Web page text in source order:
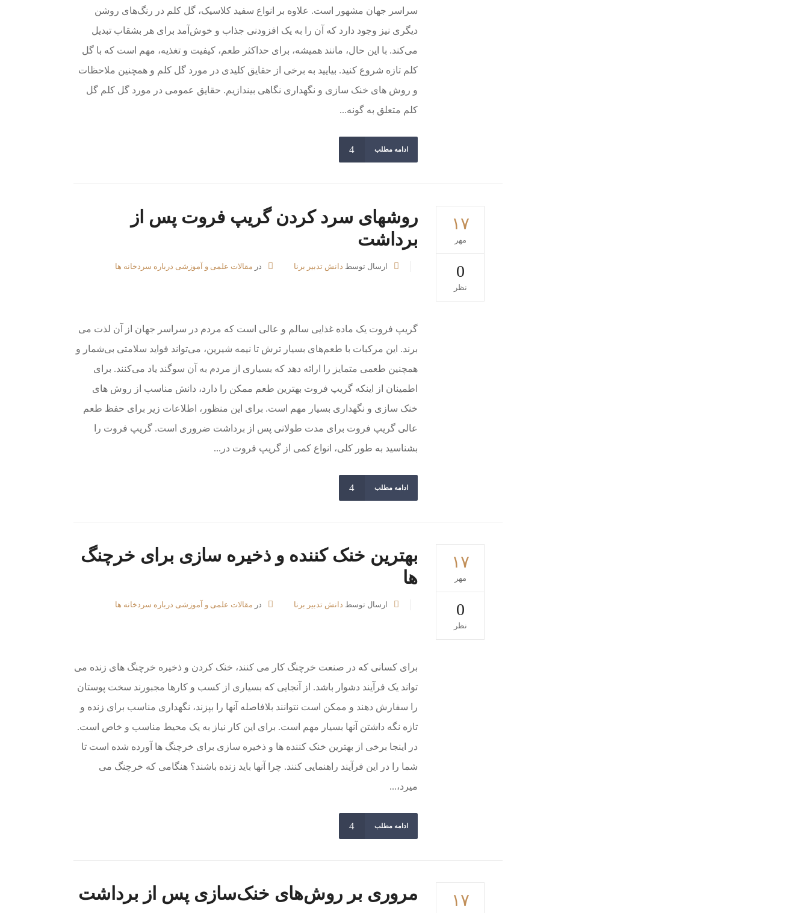
سراسر جهان مشهور است. علاوه بر انواع سفید کلاسیک، گل کلم در رنگ‌های روشن
دیگری نیز وجود دارد که آن را به یک افزودنی جذاب و خوش‌آمد برای هر بشقاب تبدیل
می‌کند. با این حال، مانند همیشه، برای حداکثر طعم، کیفیت و تغذیه، مهم است که با گل
کلم تازه شروع کنید. بیایید به برخی از حقایق کلیدی در مورد گل کلم و همچنین ملاحظات
و روش های خنک سازی و نگهداری نگاهی بیندازیم. حقایق عمومی در مورد گل کلم گل
کلم متعلق به گونه...
ادامه مطلب
۱۷
مهر
0
نظر
روشهای سرد کردن گریپ فروت پس از
برداشت
ارسال توسط دانش تدبیر برنا در مقالات علمی و آموزشی درباره سردخانه ها
گریپ فروت یک ماده غذایی سالم و عالی است که مردم در سراسر جهان از آن لذت می
برند. این مرکبات با طعم‌های بسیار ترش تا نیمه شیرین، می‌تواند فواید سلامتی بی‌شمار و
همچنین طعمی متمایز را ارائه دهد که بسیاری از مردم به آن سوگند یاد می‌کنند. برای
اطمینان از اینکه گریپ فروت بهترین طعم ممکن را دارد، دانش مناسب از روش های
خنک سازی و نگهداری بسیار مهم است. برای این منظور، اطلاعات زیر برای حفظ طعم
عالی گریپ فروت برای مدت طولانی پس از برداشت ضروری است. گریپ فروت را
بشناسید به طور کلی، انواع کمی از گریپ فروت در...
ادامه مطلب
۱۷
مهر
0
نظر
بهترین خنک کننده و ذخیره سازی برای خرچنگ
ها
ارسال توسط دانش تدبیر برنا در مقالات علمی و آموزشی درباره سردخانه ها
برای کسانی که در صنعت خرچنگ کار می کنند، خنک کردن و ذخیره خرچنگ های زنده می
تواند یک فرآیند دشوار باشد. از آنجایی که بسیاری از کسب و کارها مجبورند سخت پوستان
را سفارش دهند و ممکن است نتوانند بلافاصله آنها را بپزند، نگهداری مناسب برای زنده و
تازه نگه داشتن آنها بسیار مهم است. برای این کار نیاز به یک محیط مناسب و خاص است.
در اینجا برخی از بهترین خنک کننده ها و ذخیره سازی برای خرچنگ ها آورده شده است تا
شما را در این فرآیند راهنمایی کنند. چرا آنها باید زنده باشند؟ هنگامی که خرچنگ می
میرد،...
ادامه مطلب
۱۷ مروری بر روش‌های خنک‌سازی پس از برداشت